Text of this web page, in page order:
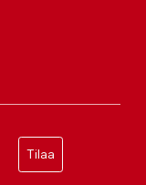
Tilaa